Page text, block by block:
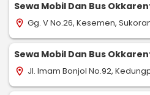
Sewa Mobil Dan Bus
location_on Gg. V No.26, Kesemen,
Sewa Mobil Dan Bus
location_on Jl. Imam Bonjol No.92,